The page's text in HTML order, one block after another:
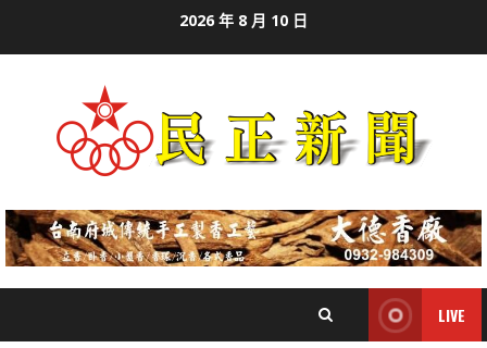
2026 年 8 月 10 日
LIVE